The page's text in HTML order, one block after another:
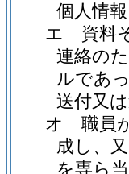
個人情
エ
資料
連絡の
ルであ
送付又
オ
職員
成し、
を専ら